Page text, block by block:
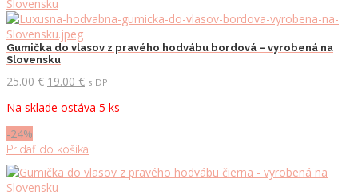
Gumička do vlasov z pravého hodvábu bordová – vyrobená na
Slovensku
25.00€ Pôvodná
bola:
19.00 €Aktuálna
je:
s DPH
Na sklade ostáva 5 ks
-24%
Pridať do košíka